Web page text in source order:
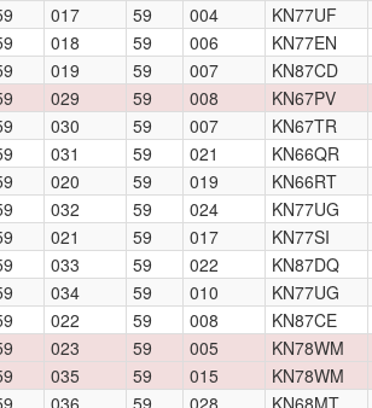
017 59 004 KN77UF
018 59 006 KN77EN
019 59 007 KN87CD
029 59 008 KN67PV
030 59 007 KN67TR
031 59 021 KN66QR
020 59 019 KN66RT
032 59 024 KN77UG
021 59 017 KN77SI
033 59 022 KN87DQ
034 59 010 KN77UG
022 59 008 KN87CE
023 59 005 KN78WM
035 59 015 KN78WM
036 59 028 KN68MT